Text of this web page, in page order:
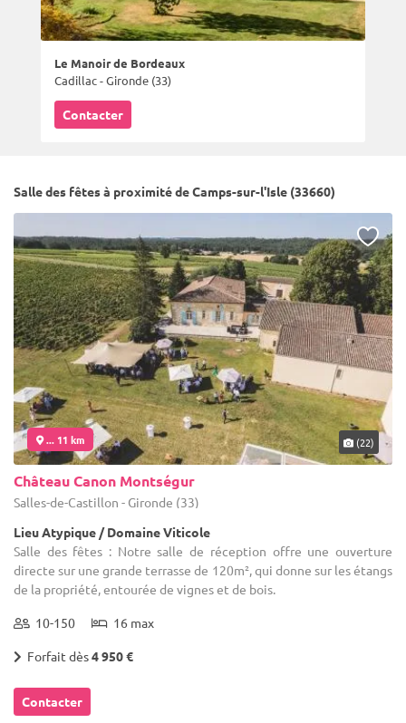
Le Manoir de Bordeaux
Cadillac - Gironde (33)
Contacter
Salle des fêtes à proximité de Camps-sur-l'Isle (33660)
... 11 km (22)
Château Canon Montségur
Salles-de-Castillon - Gironde (33)
Lieu Atypique / Domaine Viticole
Salle des fêtes : Notre salle de réception offre une ouverture
directe sur une grande terrasse de 120m², qui donne sur les étangs
de la propriété, entourée de vignes et de bois.
10-150 16 max
Forfait dès4 950 €
Contacter